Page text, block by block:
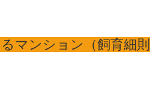
マンション（飼育細則